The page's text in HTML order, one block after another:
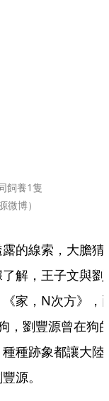
飼養1隻
博）
的線索，大膽猜
解，王子文與劉
家，N次方》，
，劉豐源曾在狗
種跡象都讓大陸
源。